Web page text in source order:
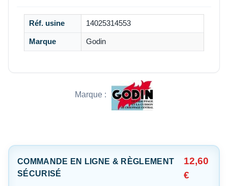
Réf. usine 14025314553
Marque Godin
Marque :
COMMANDE EN LIGNE & RÈGLEMENT
SÉCURISÉ
12,60
€